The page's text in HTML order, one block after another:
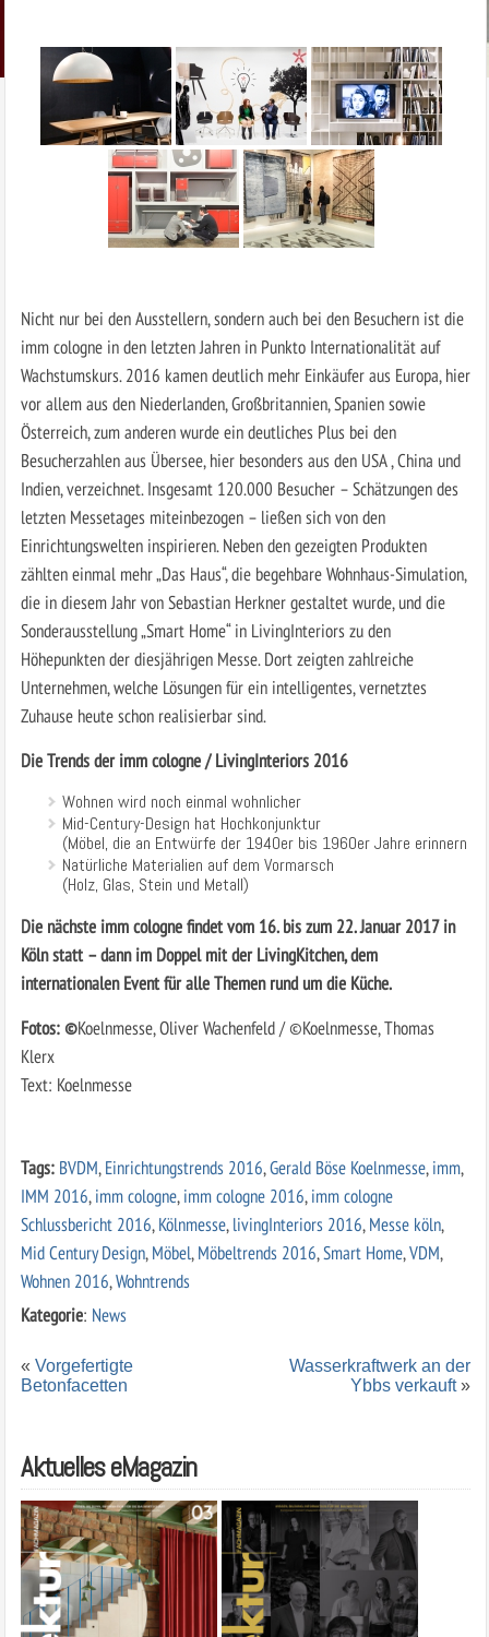
Nicht nur bei den Ausstellern, sondern auch bei den Besuchern ist die
imm cologne in den letzten Jahren in Punkto Internationalität auf
Wachstumskurs. 2016 kamen deutlich mehr Einkäufer aus Europa, hier
vor allem aus den Niederlanden, Großbritannien, Spanien sowie
Österreich, zum anderen wurde ein deutliches Plus bei den
Besucherzahlen aus Übersee, hier besonders aus den USA , China und
Indien, verzeichnet. Insgesamt 120.000 Besucher – Schätzungen des
letzten Messetages miteinbezogen – ließen sich von den
Einrichtungswelten inspirieren. Neben den gezeigten Produkten
zählten einmal mehr „Das Haus“, die begehbare Wohnhaus-Simulation,
die in diesem Jahr von Sebastian Herkner gestaltet wurde, und die
Sonderausstellung „Smart Home“ in LivingInteriors zu den
Höhepunkten der diesjährigen Messe. Dort zeigten zahlreiche
Unternehmen, welche Lösungen für ein intelligentes, vernetztes
Zuhause heute schon realisierbar sind.
Die Trends der imm cologne / LivingInteriors 2016
Wohnen wird noch einmal wohnlicher
Mid-Century-Design hat Hochkonjunktur
(Möbel, die an Entwürfe der 1940er bis 1960er Jahre erinnern
Natürliche Materialien auf dem Vormarsch
(Holz, Glas, Stein und Metall)
Die nächste imm cologne findet vom 16. bis zum 22. Januar 2017 in
Köln statt – dann im Doppel mit der LivingKitchen, dem
internationalen Event für alle Themen rund um die Küche.
Fotos: ©Koelnmesse, Oliver Wachenfeld / ©Koelnmesse, Thomas
Klerx
Text: Koelnmesse
Tags: BVDM,Einrichtungstrends 2016,Gerald Böse Koelnmesse,imm,
IMM 2016,imm cologne,imm cologne 2016,imm cologne
Schlussbericht 2016,Kölnmesse,livingInteriors 2016,Messe köln,
Mid Century Design,Möbel,Möbeltrends 2016,Smart Home,VDM,
Wohnen 2016,Wohntrends
Kategorie: News
« Vorgefertigte
Betonfacetten
Wasserkraftwerk an der
Ybbs verkauft»
Aktuelles eMagazin